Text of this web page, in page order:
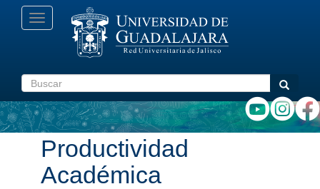
Pasar
Toggle
navigation
Buscar Buscar
Productividad
Académica